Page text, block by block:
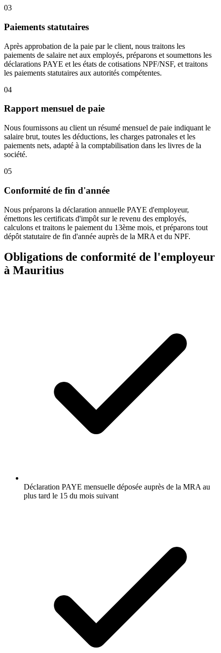
03
Paiements statutaires
Après approbation de la paie par le client, nous traitons les
paiements de salaire net aux employés, préparons et soumettons les
déclarations PAYE et les états de cotisations NPF/NSF, et traitons
les paiements statutaires aux autorités compétentes.
04
Rapport mensuel de paie
Nous fournissons au client un résumé mensuel de paie indiquant le
salaire brut, toutes les déductions, les charges patronales et les
paiements nets, adapté à la comptabilisation dans les livres de la
société.
05
Conformité de fin d'année
Nous préparons la déclaration annuelle PAYE d'employeur,
émettons les certificats d'impôt sur le revenu des employés,
calculons et traitons le paiement du 13ème mois, et préparons tout
dépôt statutaire de fin d'année auprès de la MRA et du NPF.
Obligations de conformité de l'employeur
à Mauritius
Déclaration PAYE mensuelle déposée auprès de la MRA au
plus tard le 15 du mois suivant